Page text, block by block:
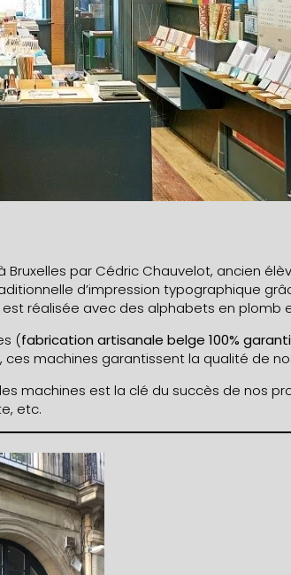
Bruxelles par Cédric Chauvelot, ancien
d’impression typographique
réalisée avec des alphabets en plomb
(fabrication artisanale belge 100%
machines garantissent la qualité de
machines est la clé du succès de nos
etc.